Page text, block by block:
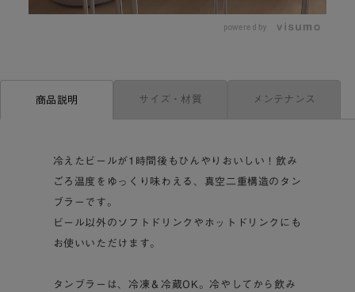
U
n
d
%
powered by
商品説明 サイズ・材質 メンテナンス
冷えたビールが1時間後もひんやりおいしい！飲み
ごろ温度をゆっくり味わえる、真空二重構造のタン
ブラーです。
ビール以外のソフトドリンクやホットドリンクにも
お使いいただけます。
タンブラーは、冷凍＆冷蔵OK。冷やしてから飲み